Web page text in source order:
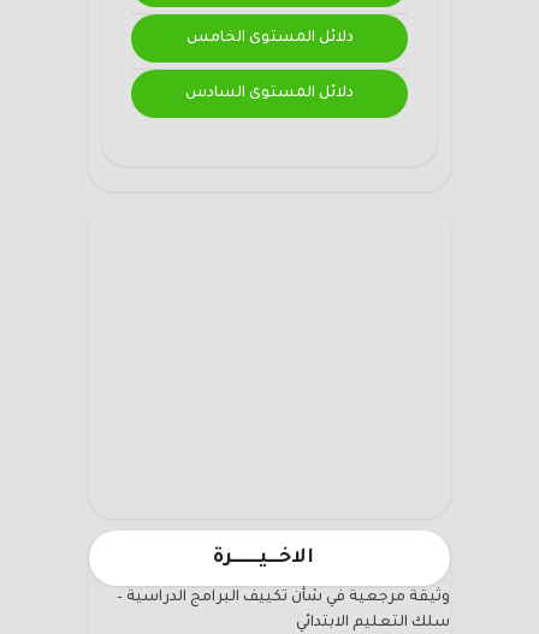
دلائل المستوى الخامس
دلائل المستوى السادس
الاخـــيـــــــرة
وثيقة مرجعية في شأن تكييف البرامج الدراسية –
سلك التعليم الابتدائي